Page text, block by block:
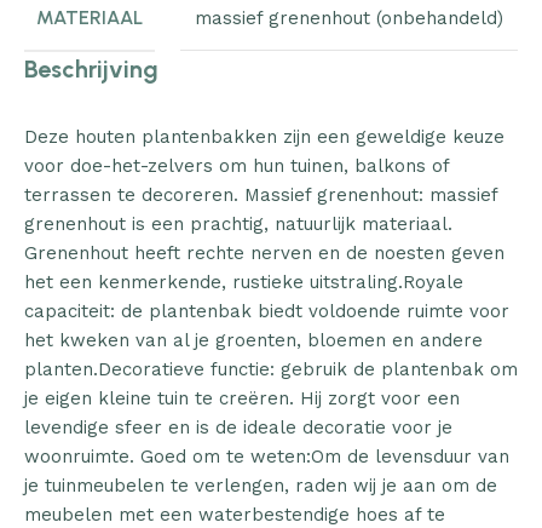
MATERIAAL massief grenenhout (onbehandeld)
Beschrijving
Deze houten plantenbakken zijn een geweldige keuze
voor doe-het-zelvers om hun tuinen, balkons of
terrassen te decoreren. Massief grenenhout: massief
grenenhout is een prachtig, natuurlijk materiaal.
Grenenhout heeft rechte nerven en de noesten geven
het een kenmerkende, rustieke uitstraling.Royale
capaciteit: de plantenbak biedt voldoende ruimte voor
het kweken van al je groenten, bloemen en andere
planten.Decoratieve functie: gebruik de plantenbak om
je eigen kleine tuin te creëren. Hij zorgt voor een
levendige sfeer en is de ideale decoratie voor je
woonruimte. Goed om te weten:Om de levensduur van
je tuinmeubelen te verlengen, raden wij je aan om de
meubelen met een waterbestendige hoes af te